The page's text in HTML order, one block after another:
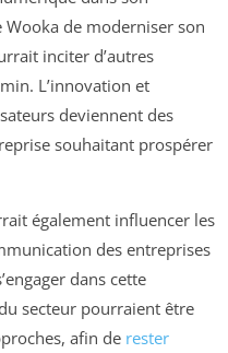
Wooka de moderniser son
inciter d’autres
L’innovation et
deviennent des
souhaitant prospérer
également influencer les
des entreprises
dans cette
secteur pourraient être
afin de rester